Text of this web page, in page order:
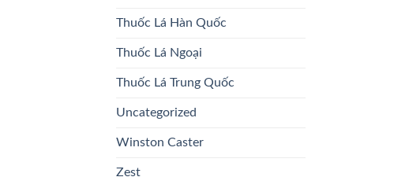
Thuốc Lá Hàn Quốc
Thuốc Lá Ngoại
Thuốc Lá Trung Quốc
Uncategorized
Winston Caster
Zest